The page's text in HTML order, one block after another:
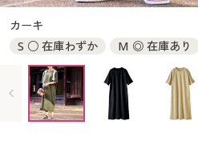
大きいサイズ 事務・制服
カタログ・チラシからのご注文
デジタルカタログ
カタログ無料プレゼント
カタログ無料プレゼント
会員メニュー
カーキ
S ○ 在庫わずか
M ◎ 在庫あり